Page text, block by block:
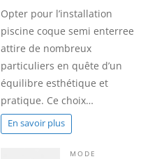
Opter pour l’installation
piscine coque semi enterree
attire de nombreux
particuliers en quête d’un
équilibre esthétique et
pratique. Ce choix…
En savoir plus
MODE